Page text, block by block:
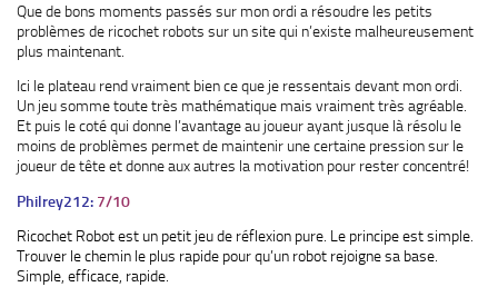
Que de bons moments passés sur mon ordi a résoudre les petits
problèmes de ricochet robots sur un site qui n’existe malheureusement
plus maintenant.
Ici le plateau rend vraiment bien ce que je ressentais devant mon ordi.
Un jeu somme toute très mathématique mais vraiment très agréable.
Et puis le coté qui donne l’avantage au joueur ayant jusque là résolu le
moins de problèmes permet de maintenir une certaine pression sur le
joueur de tête et donne aux autres la motivation pour rester concentré!
Philrey212: 7/10
Ricochet Robot est un petit jeu de réflexion pure. Le principe est simple.
Trouver le chemin le plus rapide pour qu’un robot rejoigne sa base.
Simple, efficace, rapide.